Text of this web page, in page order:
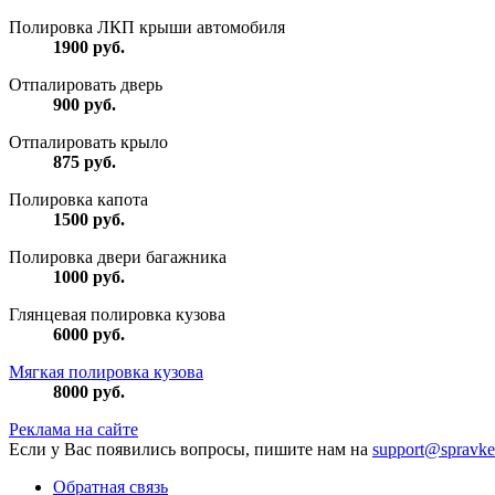
Полировка ЛКП крыши автомобиля
1900 руб.
Отпалировать дверь
900 руб.
Отпалировать крыло
875 руб.
Полировка капота
1500 руб.
Полировка двери багажника
1000 руб.
Глянцевая полировка кузова
6000 руб.
Мягкая полировка кузова
8000 руб.
Реклама на сайте
Если у Вас появились вопросы, пишите нам на
Обратная связь